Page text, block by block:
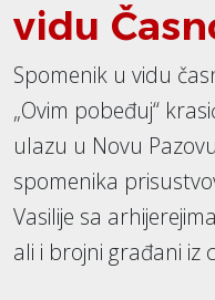
vidu
Spomenik u vidu
„Ovim pobeđuj“
ulazu u Novu
spomenika
Vasilije sa
ali i brojni građani iz